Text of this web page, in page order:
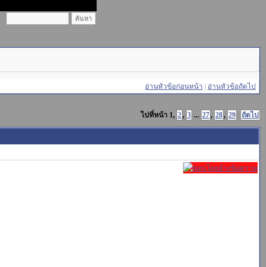
อ่านหัวข้อก่อนหน้า อ่านหัวข้อถัดไป
ไปที่หน้า 1, 2, 3 ... 27, 28, 29 ถัดไป